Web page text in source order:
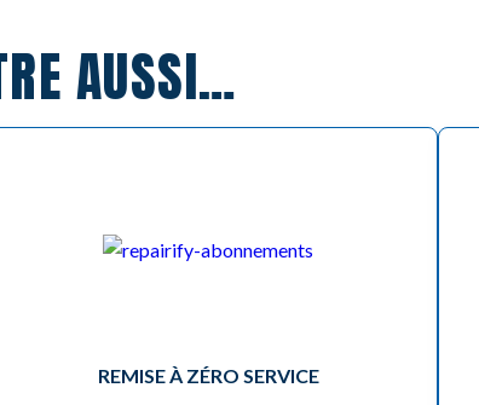
AUSSI…
REMISE À ZÉRO SERVICE